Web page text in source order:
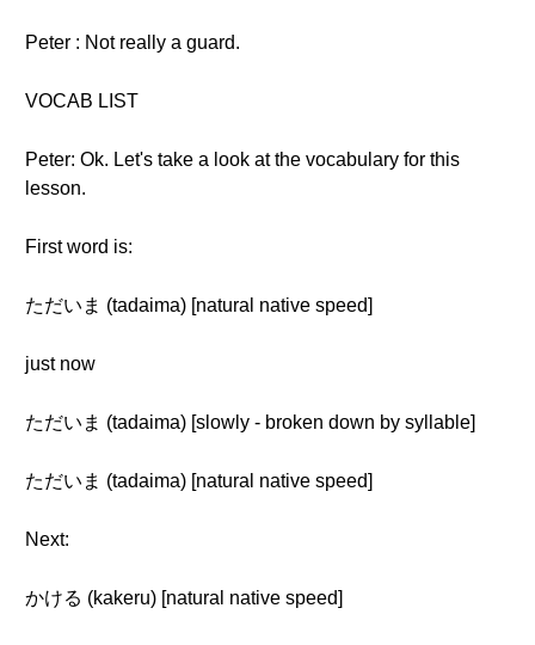
Peter : Not really a guard.
VOCAB LIST
Peter: Ok. Let's take a look at the vocabulary for this
lesson.
First word is:
ただいま (tadaima) [natural native speed]
just now
ただいま (tadaima) [slowly - broken down by syllable]
ただいま (tadaima) [natural native speed]
Next:
かける (kakeru) [natural native speed]